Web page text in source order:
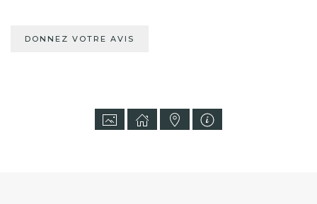
DONNEZ VOTRE AVIS